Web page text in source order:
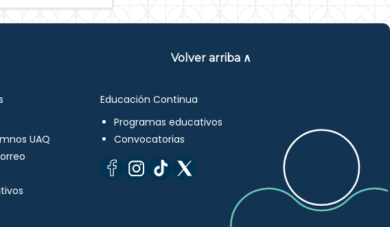
Volver arriba ∧
UAQ
Educación Continua
Programas educativos
Convocatorias